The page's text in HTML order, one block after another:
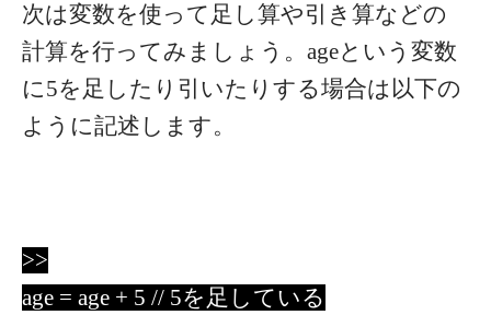
次は変数を使って足し算や引き算などの
計算を行ってみましょう。ageという変数
に5を足したり引いたりする場合は以下の
ように記述します。
>>
age = age + 5 // 5を足している